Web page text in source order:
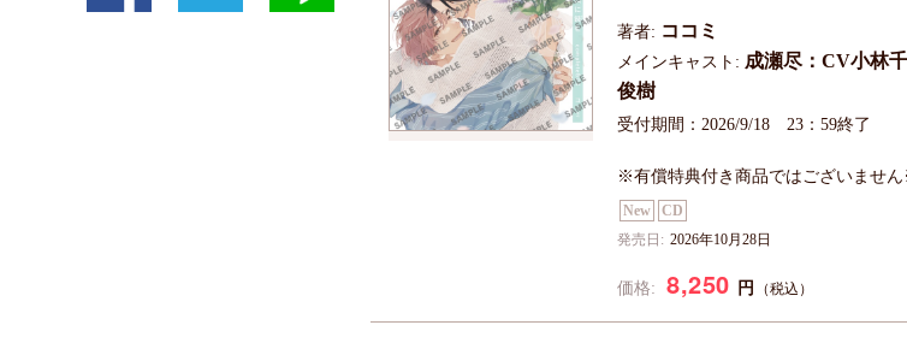
著者: ココミ
メインキャスト: 成瀬尽：CV小林
俊樹
受付期間：2026/9/18 23：59終了
※有償特典付き商品ではございませ
New
CD
発売日: 2026年10月28日
価格: 8,250 円 （税込）